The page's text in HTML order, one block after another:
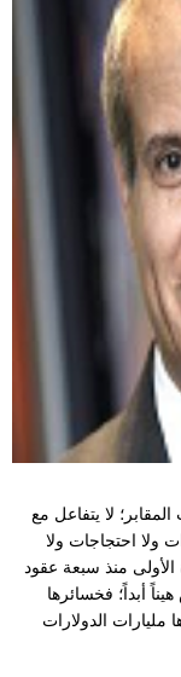
لا يتفاعل مع
ولا احتجاجات ولا
الأولى منذ سبعة عقود
أبداً؛ فخسائرها
مليارات الدولارات